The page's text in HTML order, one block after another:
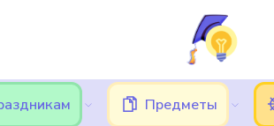
трудности при вводе кода
Блог
Предметы